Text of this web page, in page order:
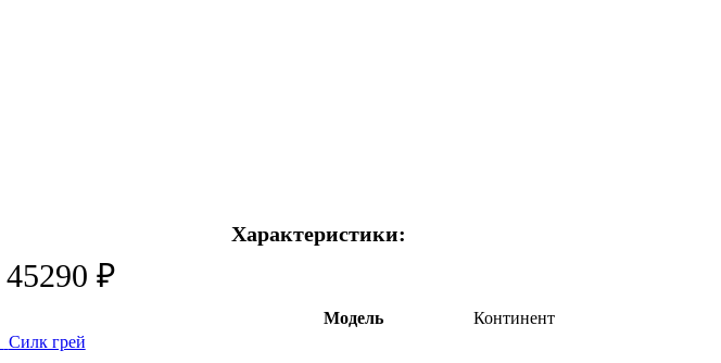
45290 ₽
Силк грей
Характеристики:
Модель Континент